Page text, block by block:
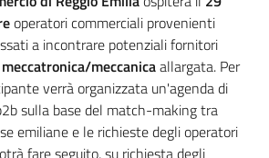
operatori commerciali provenienti
a incontrare potenziali fornitori
meccatronica/meccanicaallargata. Per
verrà organizzata un'agenda di
sulla base del match-making tra
emiliane e le richieste degli operatori
fare seguito, su richiesta degli